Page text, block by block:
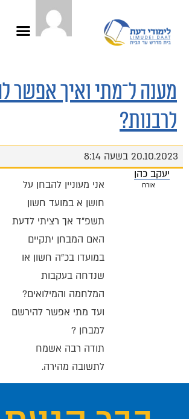
מענה ל־מתי ואיך אפשר
לרבנות?
20.10.2023 בשעה 8:14
יעקב כהן
אורח
אני מעוניין להבחן על
חושן א במועד חשון
תשפ"ד אך רציתי לדעת
האם המבחן יתקיים
במועדו בכ"ה חשון או
שנדחה בעקבות
המלחמה והמילואים?
ועד מתי אפשר להירשם
למבחן ?
תודה רבה אשמח
לתשובה מהירה.